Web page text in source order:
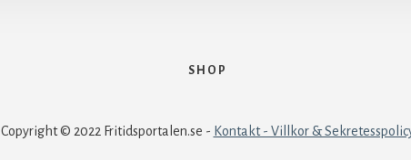
SHOP
Copyright © 2022 Fritidsportalen.se - Kontakt - Villkor &